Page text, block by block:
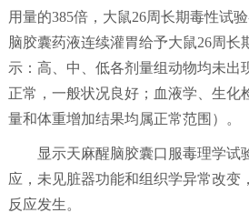
用量的385倍，大鼠26周长期毒性试
脑胶囊药液连续灌胃给予大鼠26周长
示：高、中、低各剂量组动物均未出
正常，一般状况良好；血液学、生化
量和体重增加结果均属正常范围）。
显示天麻醒脑胶囊口服毒理学试
应，未见脏器功能和组织学异常改变
反应发生。